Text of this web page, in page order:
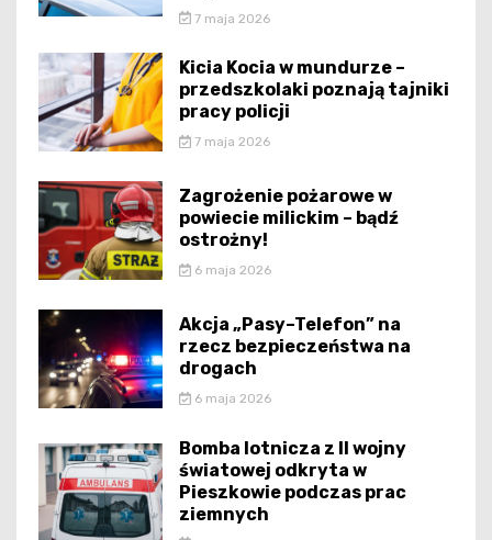
7 maja 2026
Kicia Kocia w mundurze –
przedszkolaki poznają tajniki
pracy policji
7 maja 2026
Zagrożenie pożarowe w
powiecie milickim – bądź
ostrożny!
6 maja 2026
Akcja „Pasy–Telefon” na
rzecz bezpieczeństwa na
drogach
6 maja 2026
Bomba lotnicza z II wojny
światowej odkryta w
Pieszkowie podczas prac
ziemnych